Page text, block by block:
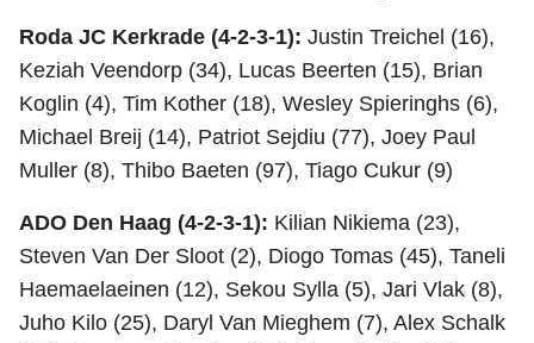
Roda JC Kerkrade (4-2-3-1): Justin Treichel (16),
Keziah Veendorp (34), Lucas Beerten (15), Brian
Koglin (4), Tim Kother (18), Wesley Spieringhs (6),
Michael Breij (14), Patriot Sejdiu (77), Joey Paul
Muller (8), Thibo Baeten (97), Tiago Cukur (9)
ADO Den Haag (4-2-3-1): Kilian Nikiema (23),
Steven Van Der Sloot (2), Diogo Tomas (45), Taneli
Haemaelaeinen (12), Sekou Sylla (5), Jari Vlak (8),
Juho Kilo (25), Daryl Van Mieghem (7), Alex Schalk